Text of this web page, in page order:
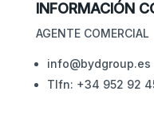
INFORMACIÓN
AGENTE COMERCIAL
info@bydgroup.es
Tlfn: +34 952 92